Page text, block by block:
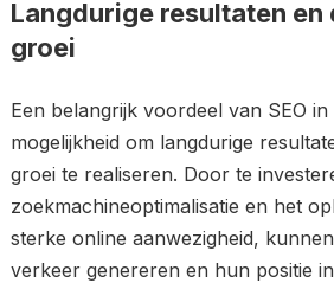
Langdurige resultaten en
groei
Een belangrijk voordeel van SEO in
mogelijkheid om langdurige
groei te realiseren. Door te
zoekmachineoptimalisatie en het
sterke online aanwezigheid,
verkeer genereren en hun positie